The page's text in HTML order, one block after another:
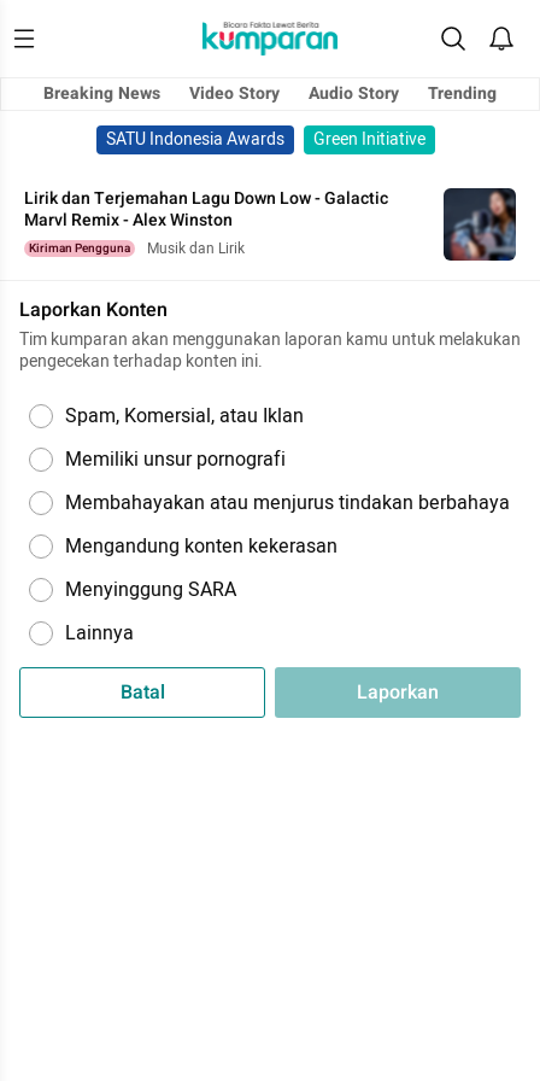
Breaking News Video Story Audio Story
Trending
SATU Indonesia Awards
Green Initiative
Lirik dan Terjemahan Lagu Down Low - Galactic
Marvl Remix - Alex Winston
Kiriman Pengguna Musik dan Lirik
Laporkan Konten
Tim kumparan akan menggunakan laporan kamu untuk melakukan
pengecekan terhadap konten ini.
Spam, Komersial, atau Iklan
Memiliki unsur pornografi
Membahayakan atau menjurus tindakan berbahaya
Mengandung konten kekerasan
Menyinggung SARA
Lainnya
Batal Laporkan